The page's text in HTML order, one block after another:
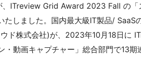
ITreview Grid Award 2023 Fall の「
たしました。国内最大級IT製品/ SaaS
ド株式会社)が、2023年10月18日に
・動画キャプチャー」総合部門で13